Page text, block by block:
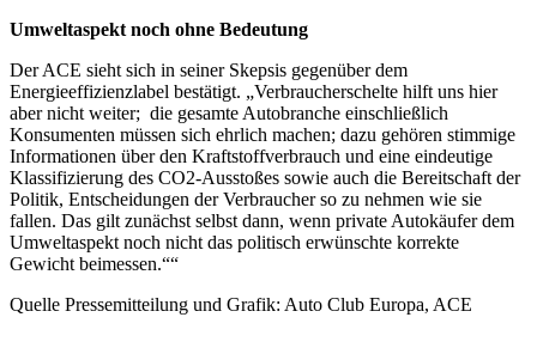
Umweltaspekt noch ohne Bedeutung
Der ACE sieht sich in seiner Skepsis gegenüber dem
Energieeffizienzlabel bestätigt. „Verbraucherschelte hilft uns hier
aber nicht weiter; die gesamte Autobranche einschließlich
Konsumenten müssen sich ehrlich machen; dazu gehören stimmige
Informationen über den Kraftstoffverbrauch und eine eindeutige
Klassifizierung des CO2-Ausstoßes sowie auch die Bereitschaft der
Politik, Entscheidungen der Verbraucher so zu nehmen wie sie
fallen. Das gilt zunächst selbst dann, wenn private Autokäufer dem
Umweltaspekt noch nicht das politisch erwünschte korrekte
Gewicht beimessen.““
Quelle Pressemitteilung und Grafik: Auto Club Europa, ACE